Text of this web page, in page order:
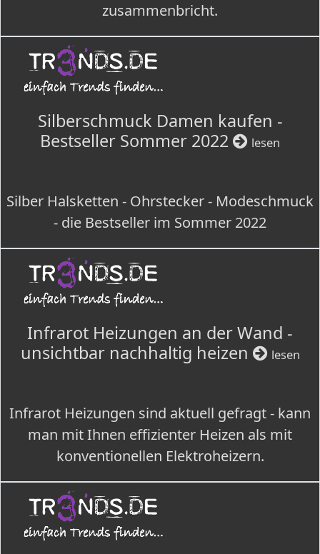
zusammenbricht.
Silberschmuck Damen kaufen -
Bestseller Sommer 2022
lesen
Silber Halsketten - Ohrstecker - Modeschmuck
- die Bestseller im Sommer 2022
Infrarot Heizungen an der Wand -
unsichtbar nachhaltig heizen
lesen
Infrarot Heizungen sind aktuell gefragt - kann
man mit Ihnen effizienter Heizen als mit
konventionellen Elektroheizern.